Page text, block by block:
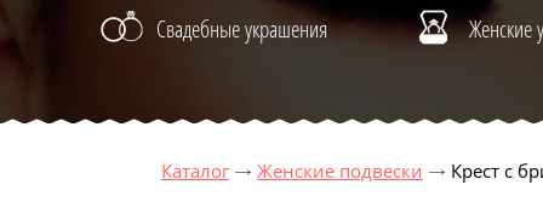
Свадебные украшения Женские
Каталог Женские подвески Крест с